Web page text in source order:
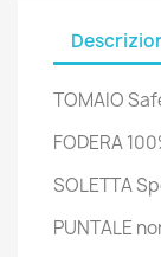
TOMAIO
FODERA
SOLETTA
PUNTALE